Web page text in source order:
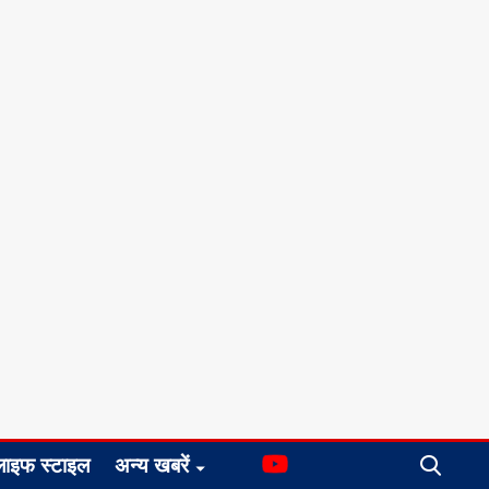
स्टाइल अन्य खबरें